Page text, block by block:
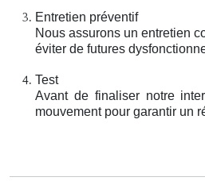
Entretien préventif
Nous assurons un entretien
éviter de futures
Test
Avant de finaliser notre
mouvement pour garantir un